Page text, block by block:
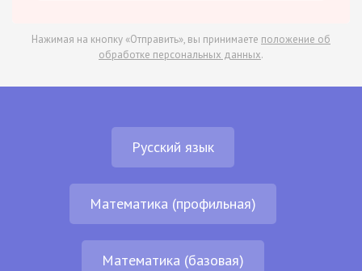
Нажимая на кнопку «Отправить», вы принимаете положение об
обработке персональных данных.
Русский язык
Математика (профильная)
Математика (базовая)